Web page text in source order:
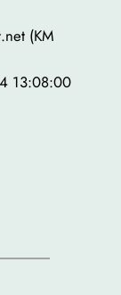
(KM
13:08:00